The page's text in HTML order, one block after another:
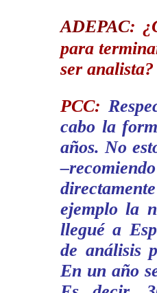
ADEPAC:
para
ser analista?
PCC:
cabo la
años. No
ejemplo la
llegué a
de análisis
En un año